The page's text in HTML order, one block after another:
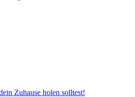
Zuhause holen solltest!